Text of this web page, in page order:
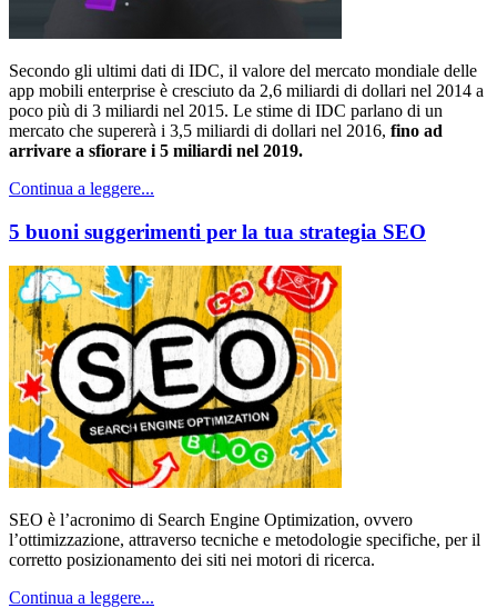
Secondo gli ultimi dati di IDC, il valore del mercato mondiale delle
app mobili enterprise è cresciuto da 2,6 miliardi di dollari nel 2014 a
poco più di 3 miliardi nel 2015. Le stime di IDC parlano di un
mercato che supererà i 3,5 miliardi di dollari nel 2016, fino ad
arrivare a sfiorare i 5 miliardi nel 2019.
Continua a leggere...
5 buoni suggerimenti per la tua strategia SEO
SEO è l’acronimo di Search Engine Optimization, ovvero
l’ottimizzazione, attraverso tecniche e metodologie specifiche, per il
corretto posizionamento dei siti nei motori di ricerca.
Continua a leggere...